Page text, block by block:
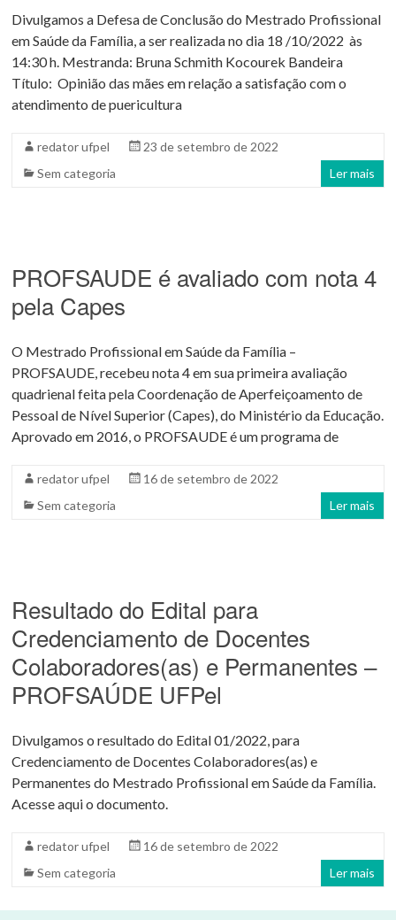
Divulgamos a Defesa de Conclusão do Mestrado Profissional
em Saúde da Família, a ser realizada no dia 18 /10/2022 às
14:30 h. Mestranda: Bruna Schmith Kocourek Bandeira
Título: Opinião das mães em relação a satisfação com o
atendimento de puericultura
redator ufpel
23 de setembro de 2022
Sem categoria
Ler mais
PROFSAUDE é avaliado com nota 4
pela Capes
O Mestrado Profissional em Saúde da Família –
PROFSAUDE, recebeu nota 4 em sua primeira avaliação
quadrienal feita pela Coordenação de Aperfeiçoamento de
Pessoal de Nível Superior (Capes), do Ministério da Educação.
Aprovado em 2016, o PROFSAUDE é um programa de
redator ufpel
16 de setembro de 2022
Sem categoria
Ler mais
Resultado do Edital para
Credenciamento de Docentes
Colaboradores(as) e Permanentes –
PROFSAÚDE UFPel
Divulgamos o resultado do Edital 01/2022, para
Credenciamento de Docentes Colaboradores(as) e
Permanentes do Mestrado Profissional em Saúde da Família.
Acesse aqui o documento.
redator ufpel
16 de setembro de 2022
Sem categoria
Ler mais